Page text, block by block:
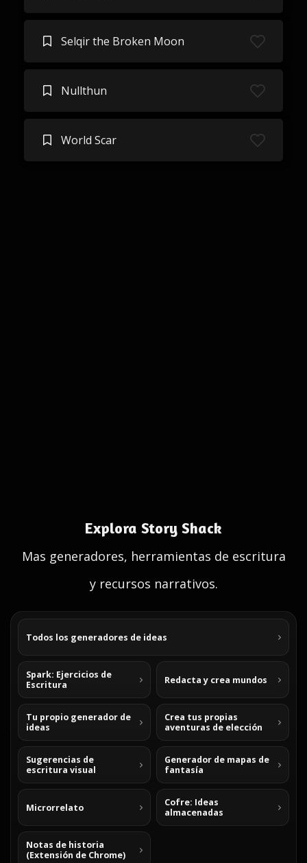
Selqir the Broken Moon
Nullthun
World Scar
Explora Story Shack
Mas generadores, herramientas de escritura
y recursos narrativos.
Todos los generadores de ideas
Spark: Ejercicios de
Escritura
Redacta y crea mundos
Tu propio generador de
ideas
Crea tus propias
aventuras de elección
Sugerencias de
escritura visual
Generador de mapas de
fantasía
Microrrelato
Cofre: Ideas
almacenadas
Notas de historia
(Extensión de Chrome)